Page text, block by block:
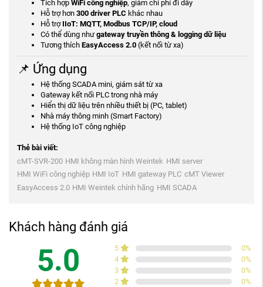
Tích hợp WiFi công nghiệp, giảm chi phí đi dây
Hỗ trợ hơn 300 driver PLC khác nhau
Hỗ trợ IIoT: MQTT, Modbus TCP/IP, cloud
Có thể dùng nhưgateway truyền thông & logging dữ liệu
Tương thích EasyAccess 2.0(kết nối từ xa)
📌 Ứng dụng
Hệ thống SCADA mini, giám sát từ xa
Gateway kết nối PLC trong nhà máy
Hiển thị dữ liệu trên nhiều thiết bị (PC, tablet)
Nhà máy thông minh (Smart Factory)
Hệ thống IoT công nghiệp
Thẻ bài viết:
cMT-SVR-200 HMI không màn hình Weintek HMI server
HMI WiFi công nghiệp HMI IoT HMI gateway PLC cMT Viewer
EasyAccess 2.0 HMI Weintek chính hãng HMI SCADA
Khách hàng đánh giá
5.0 5 0%
4
0%
3
0%
2
0%